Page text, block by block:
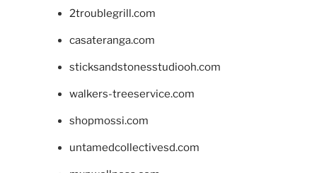
2troublegrill.com
casateranga.com
sticksandstonesstudiooh.com
walkers-treeservice.com
shopmossi.com
untamedcollectivesd.com